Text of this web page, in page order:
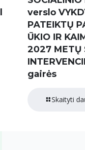
verslo
PATEIKTŲ
ŪKIO IR
2027 METŲ
gairės
Skaityti